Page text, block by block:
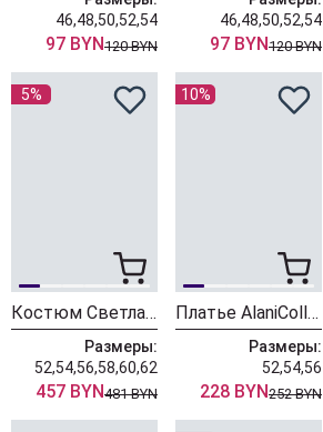
46,48,50,52,54
97 BYN120 BYN
46,48,50,52,54
97 BYN120 BYN
5%
Костюм Светлана-Стиль 2362 розовый
Размеры:
52,54,56,58,60,62
457 BYN481 BYN
10%
Платье AlaniCollection 2121 фуксия
Размеры:
52,54,56
228 BYN252 BYN